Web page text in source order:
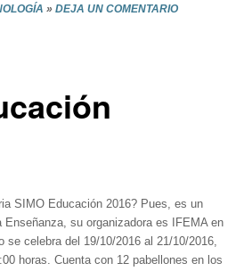
» DEJA UN COMENTARIO
SIMO Educación 2016? Pues, es un
Enseñanza, su organizadora es IFEMA en
se celebra del 19/10/2016 al 21/10/2016,
horas. Cuenta con 12 pabellones en los